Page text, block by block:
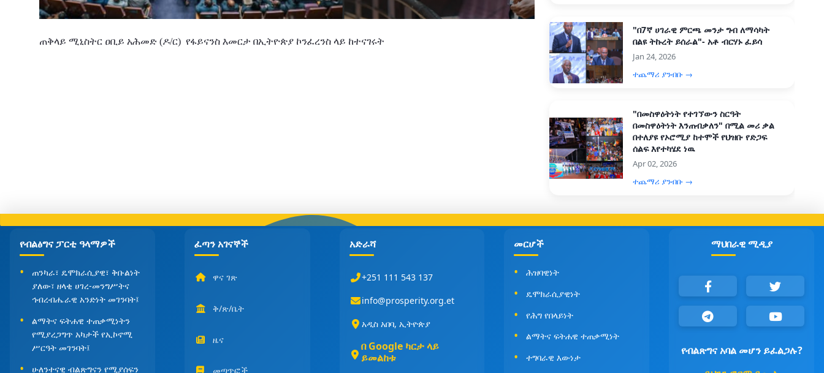
ጠቅላይ ሚኒስትር ዐቢይ አሕመድ (ዶ/ር) የፋይናንስ እመርታ በኢትዮጵያ ኮንፈረንስ ላይ ከተናገሩት
"በ7ኛ ሀገራዊ ምርጫ መንታ ግብ ለማሳካት
በልዩ ትኩረት ይሰራል"- አቶ ብርሃኑ ፈይሳ
Jan 24, 2026
ተጨማሪ ያንብቡ →
"በመስዋዕትነት የተገኘውን ስርዓት
በመስዋዕትነት እንጠብቃለን" በሚል መሪ ቃል
በተለያዩ የኦሮሚያ ከተሞች የህዝቡ የድጋፍ
ሰልፍ እየተካሄደ ነዉ
Apr 02, 2026
ተጨማሪ ያንብቡ →
የብልፅግና ፓርቲ ዓላማዎች
ጠንካራ፣ ዴሞክራሲያዊ፣ ቅቡልነት
ያለው፣ ዘላቂ ሀገረ-መንግሥትና
ኅብረብሔራዊ አንድነት መገንባት፤
ልማትና ፍትሐዊ ተጠቃሚነትን
የሚያረጋግጥ አካታች የኢኮኖሚ
ሥርዓት መገንባት፤
ሁለንተናዊ ብልጽግናን የሚያሰፍን
ፈጣን አገናኞች
ዋና ገጽ
ቅ/ጽ/ቤት
ዜና
መጣጥፎች
አድራሻ
+251 111 543 137
info@prosperity.org.et
አዲስ አበባ, ኢትዮጵያ
በ Google ካርታ ላይ
ይመልከቱ
መርሆች
ሕዝባዊነት
ዴሞክራሲያዊነት
የሕግ የበላይነት
ልማትና ፍትሐዊ ተጠቃሚነት
ተግባራዊ እውነታ
ማህበራዊ ሚዲያ
የብልጽግና አባል መሆን ይፈልጋሉ?